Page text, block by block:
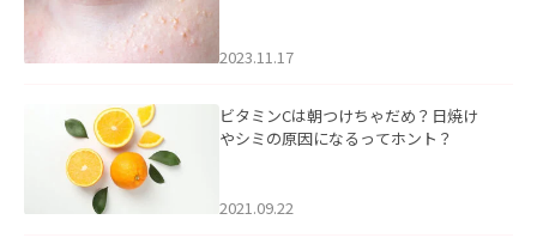
2023.11.17
ビタミンCは朝つけちゃだめ？日焼け
やシミの原因になるってホント？
2021.09.22